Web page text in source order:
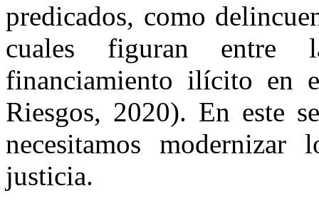
predicados, como
cuales figuran entre
financiamiento ilícito en
Riesgos, 2020). En este
necesitamos modernizar
justicia.